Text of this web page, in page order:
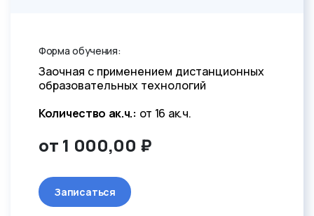
Форма обучения:
Заочная с применением дистанционных
образовательных технологий
Количество ак.ч.: от 16 ак.ч.
от 1 000,00 ₽
Записаться